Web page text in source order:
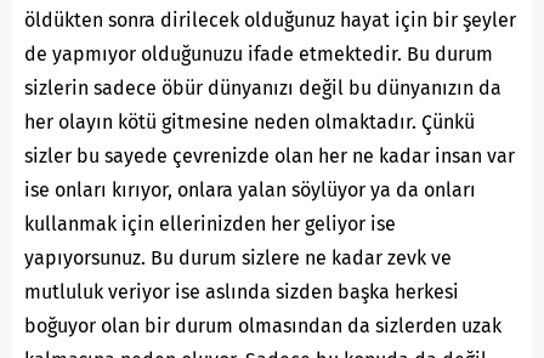
öldükten sonra dirilecek olduğunuz hayat için bir şeyler
de yapmıyor olduğunuzu ifade etmektedir. Bu durum
sizlerin sadece öbür dünyanızı değil bu dünyanızın da
her olayın kötü gitmesine neden olmaktadır. Çünkü
sizler bu sayede çevrenizde olan her ne kadar insan var
ise onları kırıyor, onlara yalan söylüyor ya da onları
kullanmak için ellerinizden her geliyor ise
yapıyorsunuz. Bu durum sizlere ne kadar zevk ve
mutluluk veriyor ise aslında sizden başka herkesi
boğuyor olan bir durum olmasından da sizlerden uzak